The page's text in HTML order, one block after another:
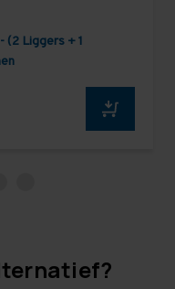
(2 Liggers + 1